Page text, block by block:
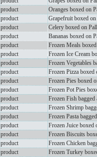
product
Oranges boxed on
product
Grapefruit boxed on
product
Celery boxed on
product
Bananas boxed on
product
Frozen Meals
product
Frozen Ice Cream
product
Frozen Vegetables
product
Frozen Pizza boxed
product
Frozen Pies boxed
product
Frozen Pot Pies
product
Frozen Fish bagged
product
Frozen Shrimp
product
Frozen Pasta
product
Frozen Juice boxed
product
Frozen Biscuits
product
Frozen Chicken
product
Frozen Turkey